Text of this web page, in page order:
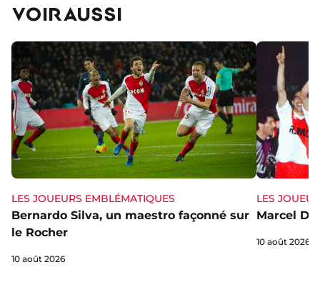
VOIR AUSSI
LES JOUEURS EMBLÉMATIQUES
Bernardo Silva, un maestro façonné sur
le Rocher
10 août 2026
LES
Marcel
10 août 2026